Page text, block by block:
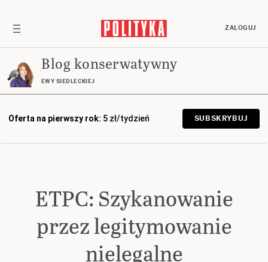
ZALOGUJ
Blog konserwatywny
EWY SIEDLECKIEJ
Oferta na pierwszy rok: 5 zł/tydzień SUBSKRYBUJ
ETPC: Szykanowanie
przez legitymowanie
nielegalne